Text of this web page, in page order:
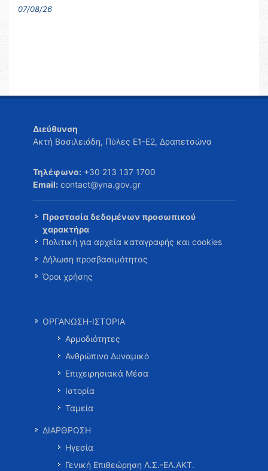
07/08/26
Διεύθυνση
Ακτή Βασιλειάδη, Πύλες Ε1-Ε2, Δραπετσώνα
Τηλέφωνο: +30 213 137 1700
Email: contact@yna.gov.gr
Προστασία δεδομένων προσωπικού
χαρακτήρα
Πολιτική για αρχεία καταγραφής και cookies
Δήλωση προσβασιμότητας
Όροι χρήσης
ΟΡΓΑΝΩΣΗ-ΙΣΤΟΡΙΑ
Αρμοδιότητες
Ανθρώπινο Δυναμικό
Επιχειρησιακά Μέσα
Ιστορία
Ταμεία
ΔΙΑΡΘΡΩΣΗ
Ηγεσία
Γενική Επιθεώρηση Λ.Σ.-ΕΛ.ΑΚΤ.